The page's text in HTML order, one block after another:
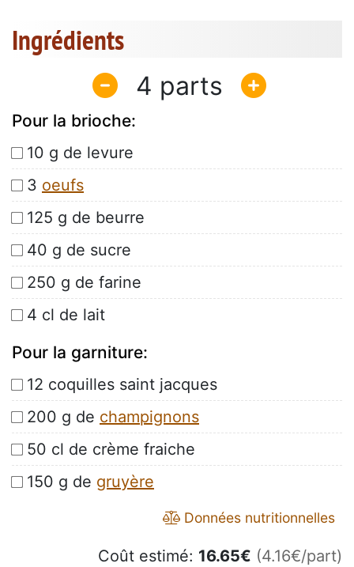
Ingrédients
4
Pour la brioche:
10 g de levure
3 oeufs
125 g de beurre
40 g de sucre
250 g de farine
4 cl de lait
Pour la garniture:
12 coquilles saint jacques
200 g de champignons
50 cl de crème fraiche
150 g de gruyère
Données nutritionnelles
Coût estimé: 16.65€ (4.16€/part)